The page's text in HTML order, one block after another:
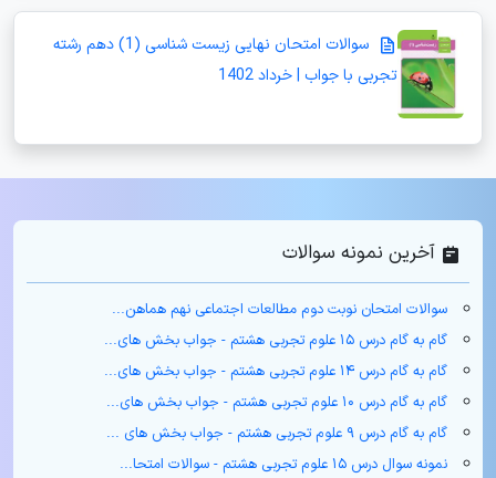
سوالات امتحان نهایی زیست شناسی (1) دهم رشته
تجربی با جواب | خرداد 1402
آخرین نمونه سوالات
سوالات امتحان نوبت دوم مطالعات اجتماعی نهم هماهن...
گام به گام درس ۱۵ علوم تجربی هشتم - جواب بخش های...
گام به گام درس ۱۴ علوم تجربی هشتم - جواب بخش های...
گام به گام درس ۱۰ علوم تجربی هشتم - جواب بخش های...
گام به گام درس ۹ علوم تجربی هشتم - جواب بخش های ...
نمونه سوال درس ۱۵ علوم تجربی هشتم - سوالات امتحا...